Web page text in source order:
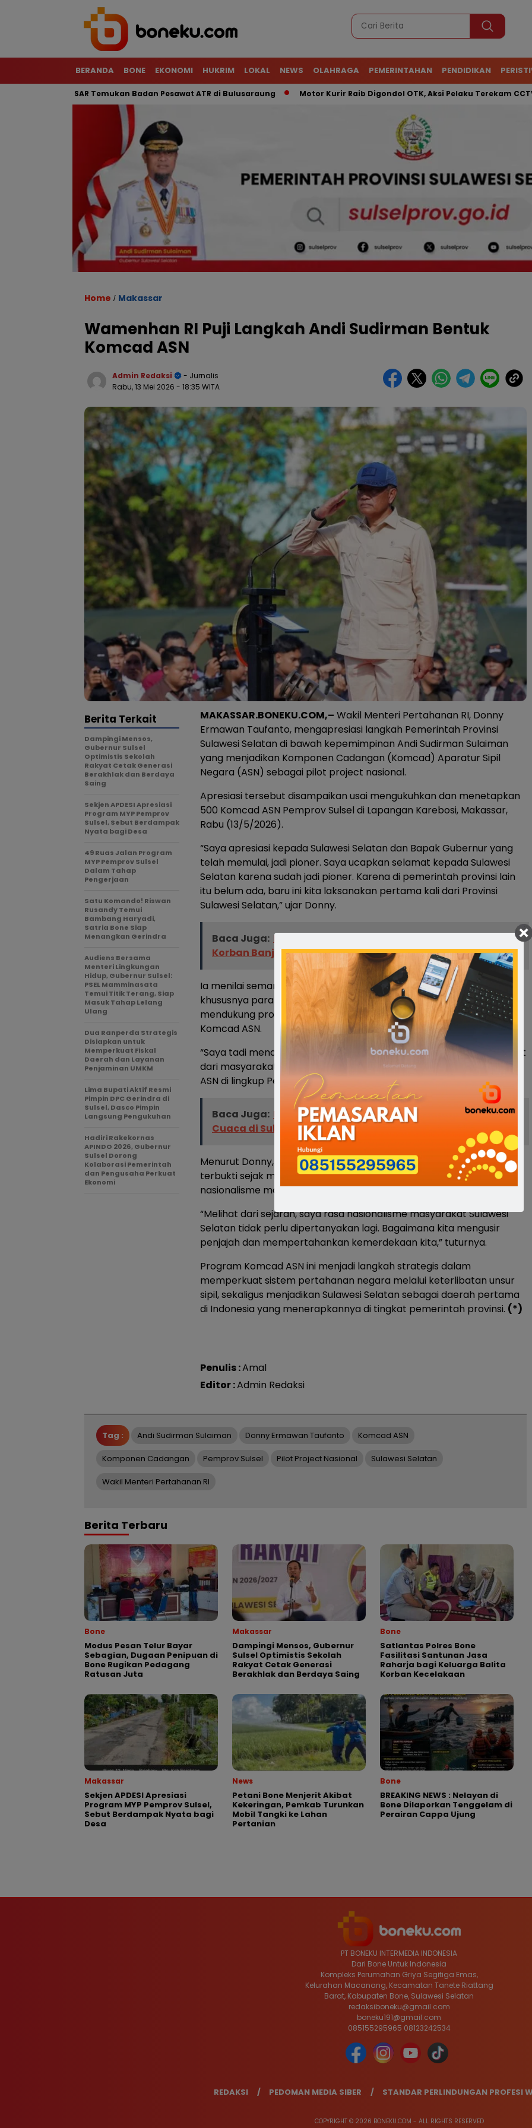
BERANDA BONE EKONOMI HUKRIM LOKAL NEWS OLAHRAGA PEMERINTAHAN PENDIDIKAN
Tim SAR Temukan Badan Pesawat ATR di Bulusaraung Motor Kurir Raib Digondol OTK, Aksi Pelaku Terekam CCTV
Home / Makassar
Wamenhan RI Puji Langkah Andi Sudirman Bentuk
Komcad ASN
Admin Redaksi
- Jurnalis
Rabu, 13 Mei 2026 - 18:35 WITA
MAKASSAR.BONEKU.COM,– Wakil Menteri Pertahanan RI, Donny
Ermawan Taufanto, mengapresiasi langkah Pemerintah Provinsi
Sulawesi Selatan di bawah kepemimpinan Andi Sudirman Sulaiman
yang menjadikan Komponen Cadangan (Komcad) Aparatur Sipil
Negara (ASN) sebagai pilot project nasional.
Apresiasi tersebut disampaikan usai mengukuhkan dan menetapkan
500 Komcad ASN Pemprov Sulsel di Lapangan Karebosi, Makassar,
Rabu (13/5/2026).
“Saya apresiasi kepada Sulawesi Selatan dan Bapak Gubernur yang
telah memulai, jadi pioner. Saya ucapkan selamat kepada Sulawesi
Selatan karena sudah jadi pioner. Karena di pemerintah provinsi lain
itu belum ada, baru ini kita laksanakan pertama kali dari Provinsi
Sulawesi Selatan,” ujar Donny.
Baca Juga: Mentan RI Salurkan Bantuan Rp9 Miliar untuk
Korban Banjir di Bone
Ia menilai semangat nasionalisme masyarakat Sulawesi Selatan,
khususnya para ASN lingkup Pemprov Sulsel, sangat luar biasa dalam
mendukung program pertahanan negara melalui pembentukan
Komcad ASN.
“Saya tadi mendengar sangat luar biasa dari Pak Gubernur, semangat
dari masyarakat Sulawesi Selatan umumnya dan khususnya pegawai
ASN di lingkup Pemerintah Provinsi Sulawesi Selatan,” katanya.
Baca Juga: Kolaborasi Diskominfo dan BMKG, Informasi
Cuaca di Sulsel Makin Cepat dan Akurat
Menurut Donny, semangat bela negara masyarakat Sulsel telah
terbukti sejak masa perjuangan kemerdekaan Indonesia. Karena itu,
nasionalisme masyarakat Sulawesi Selatan tidak perlu diragukan lagi.
“Melihat dari sejarah, saya rasa nasionalisme masyarakat Sulawesi
Selatan tidak perlu dipertanyakan lagi. Bagaimana kita mengusir
penjajah dan mempertahankan kemerdekaan kita,” tuturnya.
Program Komcad ASN ini menjadi langkah strategis dalam
memperkuat sistem pertahanan negara melalui keterlibatan unsur
sipil, sekaligus menjadikan Sulawesi Selatan sebagai daerah pertama
di Indonesia yang menerapkannya di tingkat pemerintah provinsi. (*)
Penulis :Amal
Editor :Admin Redaksi
Berita Terkait
Dampingi Mensos,
Gubernur Sulsel
Optimistis Sekolah
Rakyat Cetak Generasi
Berakhlak dan Berdaya
Saing
Sekjen APDESI Apresiasi
Program MYP Pemprov
Sulsel, Sebut Berdampak
Nyata bagi Desa
49 Ruas Jalan Program
MYP Pemprov Sulsel
Dalam Tahap
Pengerjaan
Satu Komando! Riswan
Rusandy Temui
Bambang Haryadi,
Satria Bone Siap
Menangkan Gerindra
Audiens Bersama
Menteri Lingkungan
Hidup, Gubernur Sulsel:
PSEL Mamminasata
Temui Titik Terang, Siap
Masuk Tahap Lelang
Ulang
Dua Ranperda Strategis
Disiapkan untuk
Memperkuat Fiskal
Daerah dan Layanan
Penjaminan UMKM
Lima Bupati Aktif Resmi
Pimpin DPC Gerindra di
Sulsel, Dasco Pimpin
Langsung Pengukuhan
Hadiri Rakekornas
APINDO 2026, Gubernur
Sulsel Dorong
Kolaborasi Pemerintah
dan Pengusaha Perkuat
Ekonomi
Tag : Andi Sudirman Sulaiman Donny Ermawan Taufanto Komcad ASN
Komponen Cadangan Pemprov Sulsel Pilot Project Nasional Sulawesi Selatan
Wakil Menteri Pertahanan RI
Berita Terbaru
Bone
Modus Pesan Telur Bayar
Sebagian, Dugaan Penipuan di
Bone Rugikan Pedagang
Ratusan Juta
Makassar
Dampingi Mensos, Gubernur
Sulsel Optimistis Sekolah
Rakyat Cetak Generasi
Berakhlak dan Berdaya Saing
Bone
Satlantas Polres Bone
Fasilitasi Santunan Jasa
Raharja bagi Keluarga Balita
Korban Kecelakaan
Makassar
Sekjen APDESI Apresiasi
Program MYP Pemprov Sulsel,
Sebut Berdampak Nyata bagi
Desa
News
Petani Bone Menjerit Akibat
Kekeringan, Pemkab Turunkan
Mobil Tangki ke Lahan
Pertanian
Bone
BREAKING NEWS : Nelayan di
Bone Dilaporkan Tenggelam di
Perairan Cappa Ujung
PT BONEKU INTERMEDIA INDONESIA
Dari Bone Untuk Indonesia
Kompleks Perumahan Griya Segitiga Emas,
Kelurahan Macanang, Kecamatan Tanete Riattang
Barat, Kabupaten Bone, Sulawesi Selatan
redaksiboneku@gmail.com
boneku191@gmail.com
085155295965 08123242534
REDAKSI PEDOMAN MEDIA SIBER STANDAR PERLINDUNGAN PROFESI
COPYRIGHT © 2026 BONEKU.COM - ALL RIGHTS RESERVED